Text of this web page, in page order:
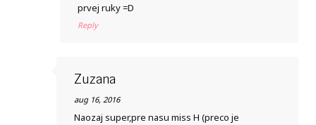
prvej ruky =D
Reply
Zuzana
aug 16, 2016
Naozaj super,pre nasu miss H (preco je